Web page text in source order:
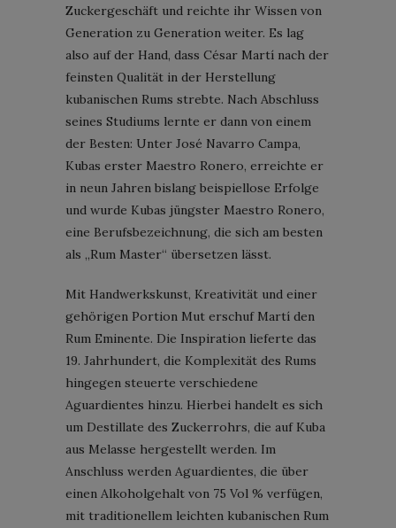
Zuckergeschäft und reichte ihr Wissen von
Generation zu Generation weiter. Es lag
also auf der Hand, dass César Martí nach der
feinsten Qualität in der Herstellung
kubanischen Rums strebte. Nach Abschluss
seines Studiums lernte er dann von einem
der Besten: Unter José Navarro Campa,
Kubas erster Maestro Ronero, erreichte er
in neun Jahren bislang beispiellose Erfolge
und wurde Kubas jüngster Maestro Ronero,
eine Berufsbezeichnung, die sich am besten
als „Rum Master“ übersetzen lässt.
Mit Handwerkskunst, Kreativität und einer
gehörigen Portion Mut erschuf Martí den
Rum Eminente. Die Inspiration lieferte das
19. Jahrhundert, die Komplexität des Rums
hingegen steuerte verschiedene
Aguardientes hinzu. Hierbei handelt es sich
um Destillate des Zuckerrohrs, die auf Kuba
aus Melasse hergestellt werden. Im
Anschluss werden Aguardientes, die über
einen Alkoholgehalt von 75 Vol % verfügen,
mit traditionellem leichten kubanischen Rum